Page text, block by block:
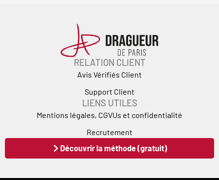
RELATION CLIENT
Avis Vérifiés Client
Support Client
LIENS UTILES
Mentions légales, CGVUs et confidentialité
Recrutement
Découvrir la méthode (gratuit)